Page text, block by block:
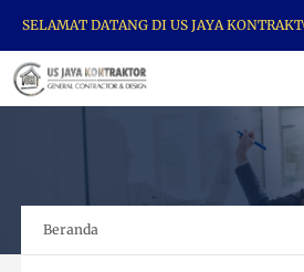
SELAMAT DATANG DI US JAYA KONTRAKTOR
Beranda